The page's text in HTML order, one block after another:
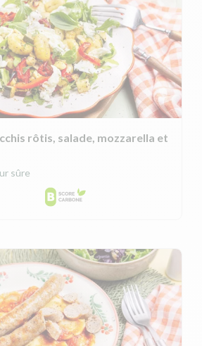
rôtis, salade, mozzarella et
sûre